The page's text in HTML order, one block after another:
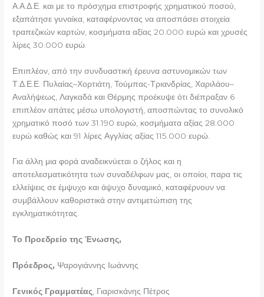
Α.Α.Δ.Ε. και με το πρόσχημα επιστροφής χρηματικού ποσού,
εξαπάτησε γυναίκα, καταφέρνοντας να αποσπάσει στοιχεία
τραπεζικών καρτών, κοσμήματα αξίας 20.000 ευρώ και χρυσές
λίρες 30.000 ευρώ.
Επιπλέον, από την συνδυαστική έρευνα αστυνομικών των
Τ.Δ.Ε.Ε. Πυλαίας–Χορτιάτη, Τούμπας-Τριανδρίας, Χαριλάου–
Αναλήψεως, Λαγκαδά και Θέρμης προέκυψε ότι διέπραξαν 6
επιπλέον απάτες μέσω υπολογιστή, αποσπώντας το συνολικό
χρηματικό ποσό των 31.190 ευρώ, κοσμήματα αξίας 28.000
ευρώ καθώς και 91 λίρες Αγγλίας αξίας 115.000 ευρώ.
Για άλλη μια φορά αναδεικνύεται ο ζήλος και η
αποτελεσματικότητα των συναδέλφων μας, οι οποίοι, παρα τις
ελλείψεις σε έμψυχο και άψυχο δυναμικό, καταφέρνουν να
συμβάλλουν καθοριστικά στην αντιμετώπιση της
εγκληματικότητας.
Το Προεδρείο της Ένωσης,
Πρόεδρος, Ψαρογιάννης Ιωάννης
Γενικός Γραμματέας , Γιαρισκάνης Πέτρος